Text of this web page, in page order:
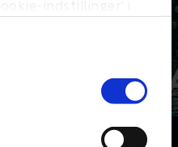
indstillinger’ i
Cleaning Up